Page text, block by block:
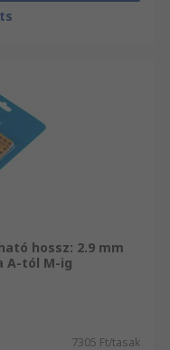
hossz: 2.9 mm
A-tól M-ig
7305 Ft/tasak